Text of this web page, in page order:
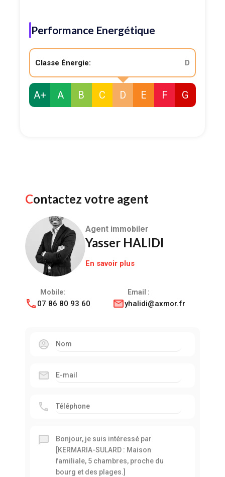
Performance Energétique
Classe Énergie: D
A+ A B C D E F G
Contactez votre agent
Agent immobiler
Yasser HALIDI
En savoir plus
Mobile:
07 86 80 93 60
Email :
yhalidi@axmor.fr